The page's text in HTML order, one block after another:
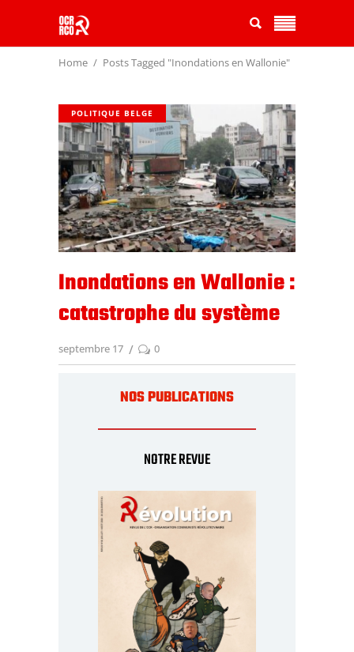
Home Posts Tagged "Inondations en Wallonie"
POLITIQUE BELGE
Inondations en Wallonie :
catastrophe du système
septembre 17 0
NOS PUBLICATIONS
NOTRE REVUE